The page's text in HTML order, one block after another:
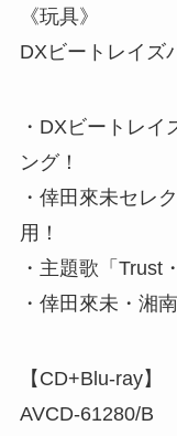
《玩具》
DXビートレイズ
・DXビートレイ
ング！
・倖田來未セレ
用！
・主題歌「Trust
・倖田來未・湘
【CD+Blu-ray】
AVCD-61280/B